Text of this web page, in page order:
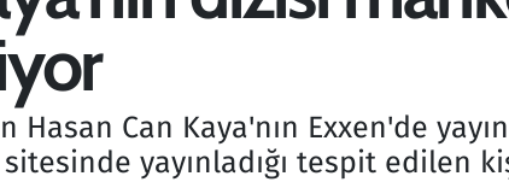
Hasan Can Kaya'nın Exxen'de
yayınladığı tespit edilen